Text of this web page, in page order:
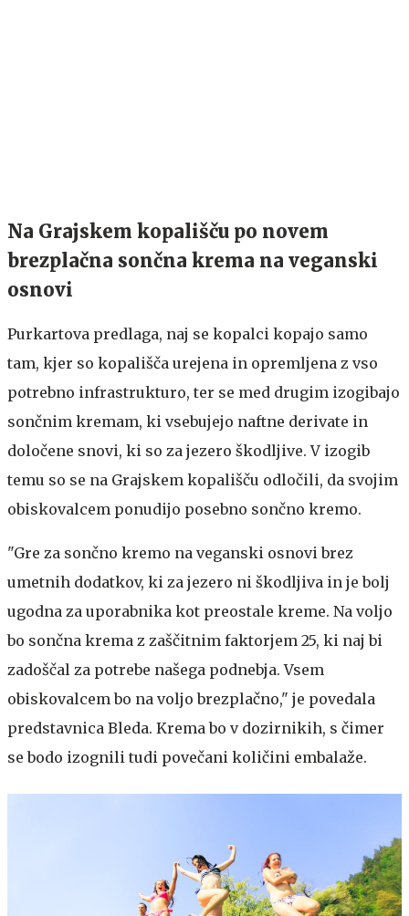
Na Grajskem kopališču po novem
brezplačna sončna krema na veganski
osnovi
Purkartova predlaga, naj se kopalci kopajo samo
tam, kjer so kopališča urejena in opremljena z vso
potrebno infrastrukturo, ter se med drugim izogibajo
sončnim kremam, ki vsebujejo naftne derivate in
določene snovi, ki so za jezero škodljive. V izogib
temu so se na Grajskem kopališču odločili, da svojim
obiskovalcem ponudijo posebno sončno kremo.
"Gre za sončno kremo na veganski osnovi brez
umetnih dodatkov, ki za jezero ni škodljiva in je bolj
ugodna za uporabnika kot preostale kreme. Na voljo
bo sončna krema z zaščitnim faktorjem 25, ki naj bi
zadoščal za potrebe našega podnebja. Vsem
obiskovalcem bo na voljo brezplačno," je povedala
predstavnica Bleda. Krema bo v dozirnikih, s čimer
se bodo izognili tudi povečani količini embalaže.